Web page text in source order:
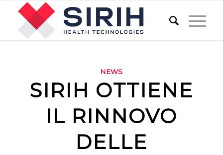
NEWS
SIRIH OTTIENE
IL RINNOVO
DELLE